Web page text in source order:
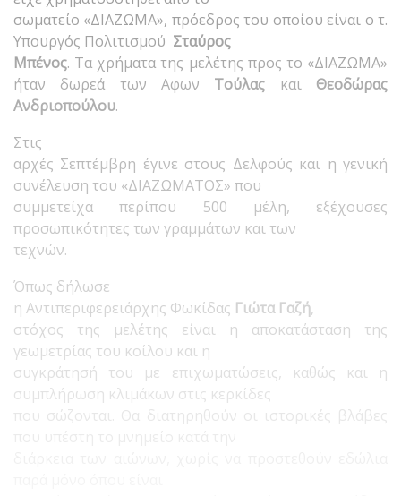
σωματείο «ΔΙΑΖΩΜΑ», πρόεδρος του οποίου είναι ο τ.
Υπουργός Πολιτισμού Σταύρος
Μπένος. Τα χρήματα της μελέτης προς το «ΔΙΑΖΩΜΑ»
ήταν δωρεά των Αφων Τούλας και Θεοδώρας
Ανδριοπούλου.
Στις
αρχές Σεπτέμβρη έγινε στους Δελφούς και η γενική
συνέλευση του «ΔΙΑΖΩΜΑΤΟΣ» που
συμμετείχα περίπου 500 μέλη, εξέχουσες
προσωπικότητες των γραμμάτων και των
τεχνών.
Όπως δήλωσε
η Αντιπεριφερειάρχης Φωκίδας Γιώτα Γαζή,
στόχος της μελέτης είναι η αποκατάσταση της
γεωμετρίας του κοίλου και η
συγκράτησή του με επιχωματώσεις, καθώς και η
συμπλήρωση κλιμάκων στις κερκίδες
που σώζονται. Θα διατηρηθούν οι ιστορικές βλάβες